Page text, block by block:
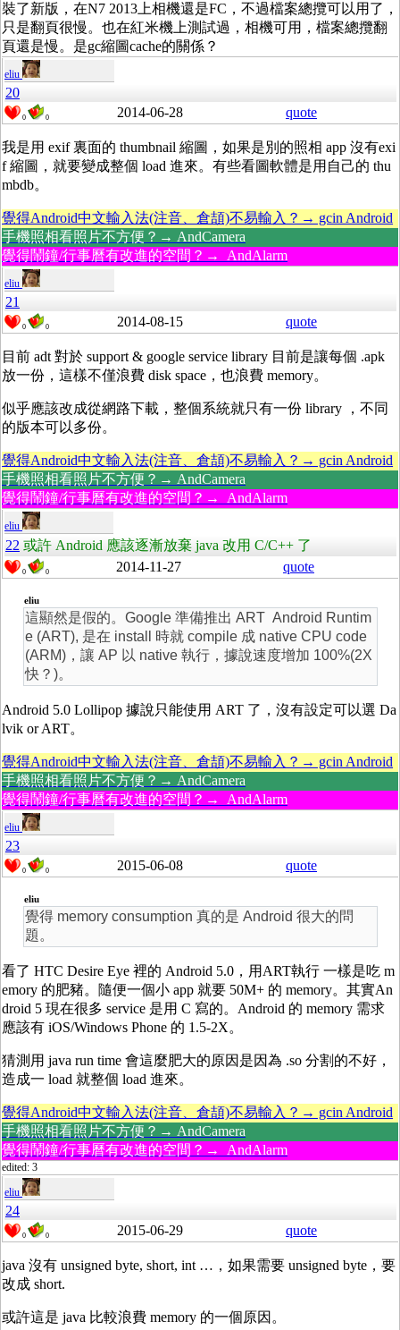
裝了新版，在N7 2013上相機還是FC，不過檔案總攬可以用了，
只是翻頁很慢。也在紅米機上測試過，相機可用，檔案總攬翻
頁還是慢。是gc縮圖cache的關係？
eliu
20
0 0 2014-06-28 quote
我是用 exif 裏面的 thumbnail 縮圖，如果是別的照相 app 沒有exi
f 縮圖，就要變成整個 load 進來。有些看圖軟體是用自己的 thu
mbdb。
覺得Android中文輸入法(注音、倉頡)不易輸入？→ gcin Android
手機照相看照片不方便？→ AndCamera
覺得鬧鐘/行事曆有改進的空間？→ AndAlarm
eliu
21
0 0 2014-08-15 quote
目前 adt 對於 support & google service library 目前是讓每個 .apk
放一份，這樣不僅浪費 disk space，也浪費 memory。
似乎應該改成從網路下載，整個系統就只有一份 library ，不同
的版本可以多份。
覺得Android中文輸入法(注音、倉頡)不易輸入？→ gcin Android
手機照相看照片不方便？→ AndCamera
覺得鬧鐘/行事曆有改進的空間？→ AndAlarm
eliu
22 或許 Android 應該逐漸放棄 java 改用 C/C++ 了
0 0 2014-11-27 quote
eliu
這顯然是假的。Google 準備推出 ART Android Runtim
e (ART), 是在 install 時就 compile 成 native CPU code
(ARM)，讓 AP 以 native 執行，據說速度增加 100%(2X
快？)。
Android 5.0 Lollipop 據說只能使用 ART 了，沒有設定可以選 Da
lvik or ART。
覺得Android中文輸入法(注音、倉頡)不易輸入？→ gcin Android
手機照相看照片不方便？→ AndCamera
覺得鬧鐘/行事曆有改進的空間？→ AndAlarm
eliu
23
0 0 2015-06-08 quote
eliu
覺得 memory consumption 真的是 Android 很大的問
題。
看了 HTC Desire Eye 裡的 Android 5.0，用ART執行 一樣是吃 m
emory 的肥豬。隨便一個小 app 就要 50M+ 的 memory。其實An
droid 5 現在很多 service 是用 C 寫的。Android 的 memory 需求
應該有 iOS/Windows Phone 的 1.5-2X。
猜測用 java run time 會這麼肥大的原因是因為 .so 分割的不好，
造成一 load 就整個 load 進來。
覺得Android中文輸入法(注音、倉頡)不易輸入？→ gcin Android
手機照相看照片不方便？→ AndCamera
覺得鬧鐘/行事曆有改進的空間？→ AndAlarm
edited: 3
eliu
24
0 0 2015-06-29 quote
java 沒有 unsigned byte, short, int …，如果需要 unsigned byte，要
改成 short.
或許這是 java 比較浪費 memory 的一個原因。